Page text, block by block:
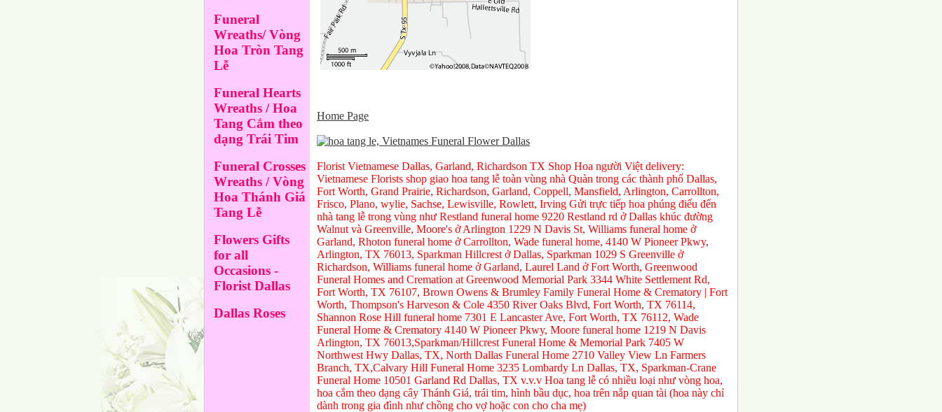
Home Page
Florist Vietnamese Dallas, Garland, Richardson TX Shop Hoa người Việt delivery:
Vietnamese Florists shop giao hoa tang lễ toàn vùng nhà Quàn trong các thành phố Dallas,
Fort Worth, Grand Prairie, Richardson, Garland, Coppell, Mansfield, Arlington, Carrollton,
Frisco, Plano, wylie, Sachse, Lewisville, Rowlett, Irving Gửi trực tiếp hoa phúng điếu đến
nhà tang lễ trong vùng như Restland funeral home 9220 Restland rd ở Dallas khúc đường
Walnut và Greenville, Moore's ở Arlington 1229 N Davis St, Williams funeral home ở
Garland, Rhoton funeral home ở Carrollton, Wade funeral home, 4140 W Pioneer Pkwy,
Arlington, TX 76013, Sparkman Hillcrest ở Dallas, Sparkman 1029 S Greenville ở
Richardson, Williams funeral home ở Garland, Laurel Land ở Fort Worth, Greenwood
Funeral Homes and Cremation at Greenwood Memorial Park 3344 White Settlement Rd,
Fort Worth, TX 76107, Brown Owens & Brumley Family Funeral Home & Crematory | Fort
Worth, Thompson's Harveson & Cole 4350 River Oaks Blvd, Fort Worth, TX 76114,
Shannon Rose Hill funeral home 7301 E Lancaster Ave, Fort Worth, TX 76112, Wade
Funeral Home & Crematory 4140 W Pioneer Pkwy, Moore funeral home 1219 N Davis
Arlington, TX 76013,Sparkman/Hillcrest Funeral Home & Memorial Park 7405 W
Northwest Hwy Dallas, TX, North Dallas Funeral Home 2710 Valley View Ln Farmers
Branch, TX,Calvary Hill Funeral Home 3235 Lombardy Ln Dallas, TX, Sparkman-Crane
Funeral Home 10501 Garland Rd Dallas, TX v.v.v Hoa tang lễ có nhiều loại như vòng hoa,
hoa cắm theo dạng cây Thánh Giá, trái tim, hình bầu dục, hoa trên nắp quan tài (hoa này chỉ
dành trong gia đình như chồng cho vợ hoặc con cho cha mẹ)
Funeral
Wreaths/ Vòng
Hoa Tròn Tang
Lễ
Funeral Hearts
Wreaths / Hoa
Tang Cắm theo
dạng Trái Tim
Funeral Crosses
Wreaths / Vòng
Hoa Thánh Giá
Tang Lễ
Flowers Gifts
for all
Occasions -
Florist Dallas
Dallas Roses